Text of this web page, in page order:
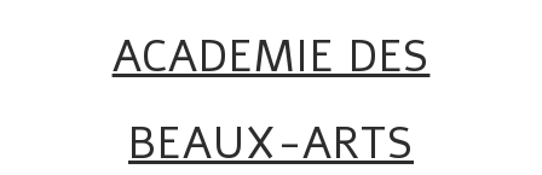
ACADEMIE DES
BEAUX-ARTS